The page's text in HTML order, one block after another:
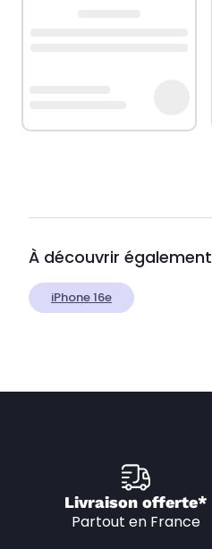
À découvrir également
iPhone 16e
Livraison offerte*
Partout en France